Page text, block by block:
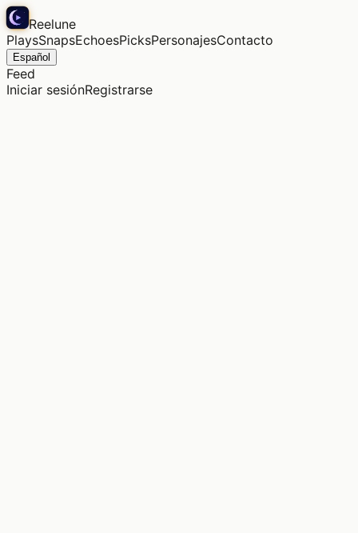
Reelune
PlaysSnapsEchoesPicksPersonajesContacto
Español
Feed
Iniciar sesiónRegistrarse